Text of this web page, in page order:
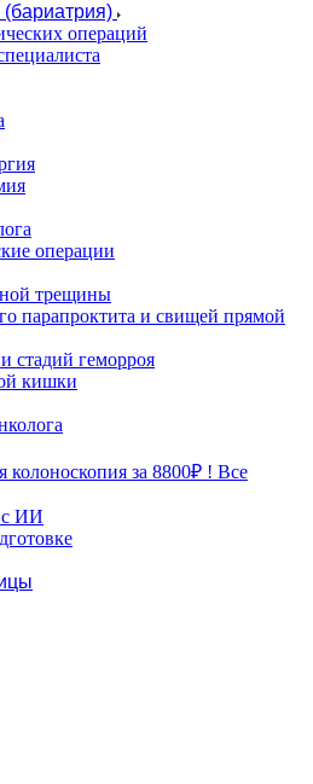
операций
операции
трещины
парапроктита и свищей прямой
стадий геморроя
кишки
колоноскопия за 8800₽ ! Все
с ИИ